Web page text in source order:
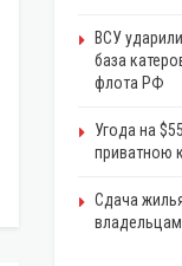
ВСУ
база
флота РФ
Угода на
приватною
Сдача
владельцам